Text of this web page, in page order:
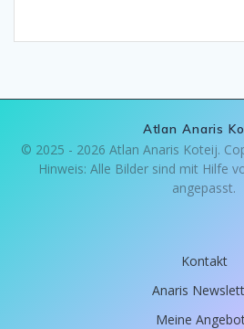
Atlan Anaris
© 2025 - 2026 Atlan Anaris Koteij.
Hinweis: Alle Bilder sind mit Hilfe
angepasst.
Kontakt
Anaris
Meine